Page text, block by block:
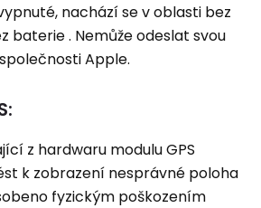
nachází se v oblasti bez
baterie . Nemůže odeslat svou
Apple.
z hardwaru modulu GPS
k zobrazení nesprávné poloha
fyzickým poškozením